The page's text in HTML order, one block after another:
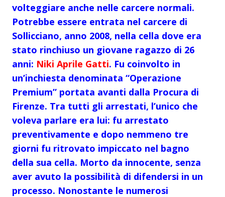
volteggiare anche nelle carcere normali.
Potrebbe essere entrata nel carcere di
Sollicciano, anno 2008, nella cella dove era
stato rinchiuso un giovane ragazzo di 26
anni: Niki Aprile Gatti. Fu coinvolto in
un’inchiesta denominata “Operazione
Premium” portata avanti dalla Procura di
Firenze. Tra tutti gli arrestati, l’unico che
voleva parlare era lui: fu arrestato
preventivamente e dopo nemmeno tre
giorni fu ritrovato impiccato nel bagno
della sua cella. Morto da innocente, senza
aver avuto la possibilità di difendersi in un
processo. Nonostante le numerosi